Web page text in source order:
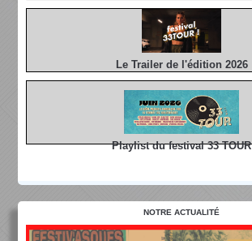
Le Trailer de l'édition 2026
Playlist du festival 33 TOUR
NOTRE ACTUALITÉ